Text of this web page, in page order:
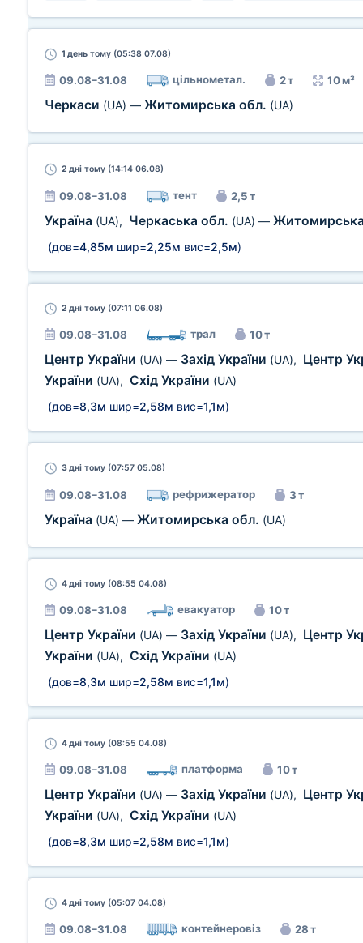
1 день тому (05:38 07.08)
09.08–31.08 цільнометал. 2 т 10 м³
Черкаси (UA) — Житомирська обл. (UA)
2 дні тому (14:14 06.08)
09.08–31.08 тент 2,5 т
Україна (UA), Черкаська обл. (UA) —
(дов=4,85м шир=2,25м вис=2,5м)
2 дні тому (07:11 06.08)
09.08–31.08 трал 10 т
Центр України (UA) — Захід України (UA), Центр
України (UA), Схід України (UA)
(дов=8,3м шир=2,58м вис=1,1м)
3 дні тому (07:57 05.08)
09.08–31.08 рефрижератор 3 т
Україна (UA) — Житомирська обл. (UA)
4 дні тому (08:55 04.08)
09.08–31.08 евакуатор 10 т
Центр України (UA) — Захід України (UA), Центр
України (UA), Схід України (UA)
(дов=8,3м шир=2,58м вис=1,1м)
4 дні тому (08:55 04.08)
09.08–31.08 платформа 10 т
Центр України (UA) — Захід України (UA), Центр
України (UA), Схід України (UA)
(дов=8,3м шир=2,58м вис=1,1м)
4 дні тому (05:07 04.08)
09.08–31.08 контейнеровіз 28 т